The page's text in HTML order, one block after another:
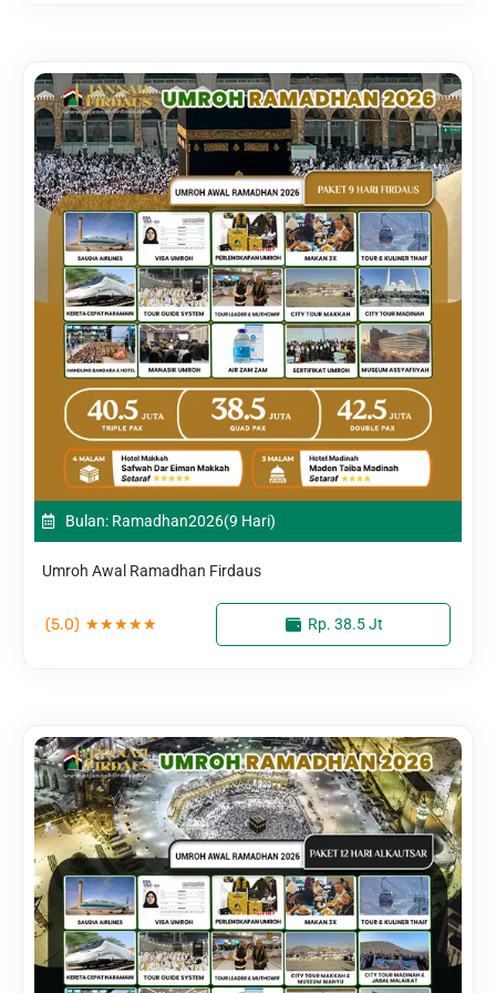
Bulan: Ramadhan2026(9 Hari)
Umroh Awal Ramadhan Firdaus
(5.0) ★★★★★ Rp. 38.5 Jt